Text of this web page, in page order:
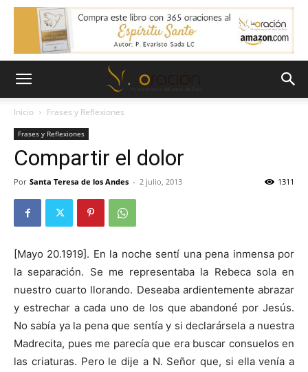
Inicio Frases y Reflexiones
Frases y Reflexiones
Compartir el dolor
Por Santa Teresa de los Andes - 2 julio, 2013 1311
[Mayo 20.1919]. En la noche sentí una pena inmensa por
la separación. Se me representaba la Rebeca sola en
nuestro cuarto llorando. Deseaba ardientemente abrazar
y estrechar a cada uno de los que abandoné por Jesús.
No sabía ya la pena que sentía y si declarársela a nuestra
Madrecita, pues me parecía que era buscar consuelos en
las criaturas. Pero le dije a N. Señor que, si ella venía a